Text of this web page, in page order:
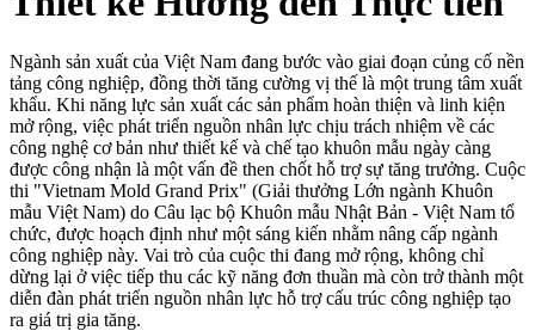
Ngành sản xuất của Việt Nam đang bước vào giai đoạn củng cố nền
tảng công nghiệp, đồng thời tăng cường vị thế là một trung tâm xuất
khẩu. Khi năng lực sản xuất các sản phẩm hoàn thiện và linh kiện
mở rộng, việc phát triển nguồn nhân lực chịu trách nhiệm về các
công nghệ cơ bản như thiết kế và chế tạo khuôn mẫu ngày càng
được công nhận là một vấn đề then chốt hỗ trợ sự tăng trưởng. Cuộc
thi "Vietnam Mold Grand Prix" (Giải thưởng Lớn ngành Khuôn
mẫu Việt Nam) do Câu lạc bộ Khuôn mẫu Nhật Bản - Việt Nam tổ
chức, được hoạch định như một sáng kiến nhằm nâng cấp ngành
công nghiệp này. Vai trò của cuộc thi đang mở rộng, không chỉ
dừng lại ở việc tiếp thu các kỹ năng đơn thuần mà còn trở thành một
diễn đàn phát triển nguồn nhân lực hỗ trợ cấu trúc công nghiệp tạo
ra giá trị gia tăng.